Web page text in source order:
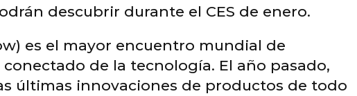
descubrir durante el CES de enero.
es el mayor encuentro mundial de
de la tecnología. El año pasado,
últimas innovaciones de productos de todo